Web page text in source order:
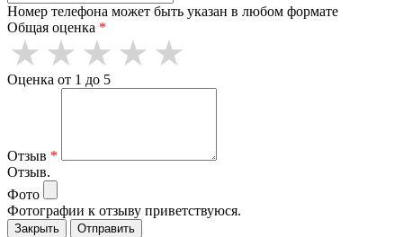
Номер телефона может быть указан в любом формате
Общая оценка *
Оценка от 1 до 5
Отзыв *
Отзыв.
Фото
Фотографии к отзыву приветствуюся.
Закрыть Отправить